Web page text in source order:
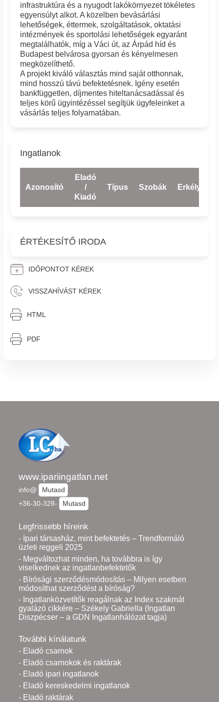
infrastruktúra és a nyugodt lakókörnyezet tökéletes
egyensúlyt alkot. A közelben bevásárlási
lehetőségek, éttermek, szolgáltatások, oktatási
intézmények és sportolási lehetőségek egyaránt
megtalálhatók, míg a Váci út, az Árpád híd és
Budapest belvárosa gyorsan és kényelmesen
megközelíthető.
A projekt kiváló választás mind saját otthonnak,
mind hosszú távú befektetésnek. Igény esetén
bankfüggetlen, díjmentes hiteltanácsadással és
teljes körű ügyintézéssel segítjük ügyfeleinket a
vásárlás teljes folyamatában.
Ingatlanok
Azonosító
Eladó
/
Kiadó
Típus Szobák Erkély
ÉRTÉKESÍTŐ IRODA
IDŐPONTOT KÉREK
VISSZAHÍVÁST KÉREK
⎙︁ HTML
⎙︁ PDF
www.ipariingatlan.net
info@
Mutasd
+36-30-328-
Mutasd
Legfrissebb híreink
- Ipari társasház, mint befektetés – Trendformáló
üzleti reggeli 2025
- Megváltozhat minden, ha továbbra is így
viselkednek az ingatlanbefektetők
- Bírósági szerződésmódosítás – Milyen esetben
módosíthat szerződést a bíróság?
- Ingatlanközvetítők reagálnak az Index szakmát
gyalázó cikkére – Székely Gabriella (Ingatlan
Diszpécser – a GDN Ingatlanhálózat tagja)
További kínálatunk
- Eladó csarnok
- Eladó csarnokok és raktárak
- Eladó ipari ingatlanok
- Eladó kereskedelmi ingatlanok
- Eladó raktárak